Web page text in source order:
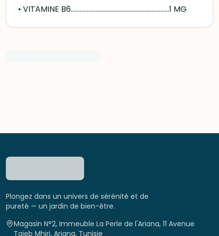
• VITAMINE B6…................................................................1 MG
Plongez dans un univers de sérénité et de
pureté — un jardin de bien-être.
Magasin N°2, Immeuble La Perle de l'Ariana, 11 Avenue
Taïeb Mhiri, Ariana, Tunisie